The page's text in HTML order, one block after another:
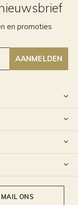
en promoties
AANMELDEN
MAIL ONS